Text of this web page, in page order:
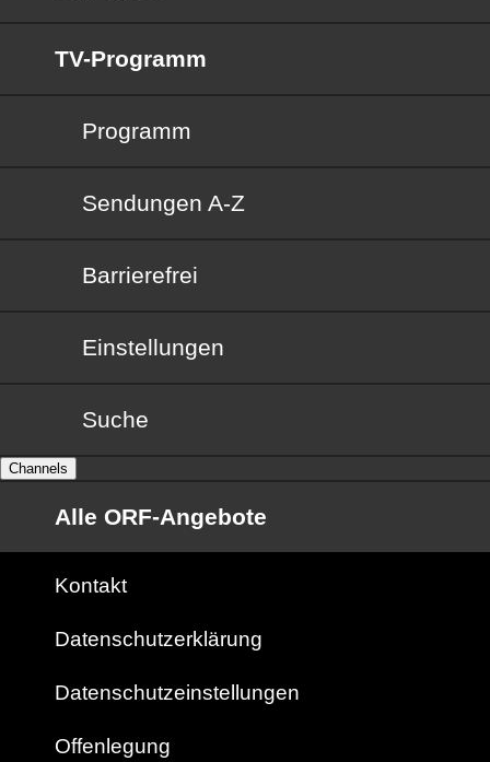
TV-Programm
Programm
Sendungen von A bis Z
Sendungen A-Z
Barrierefrei
Barrierefrei
Einstellungen
Suche
Channels
Alle ORF-Angebote
Kontakt
Datenschutzerklärung
Datenschutzeinstellungen
Offenlegung